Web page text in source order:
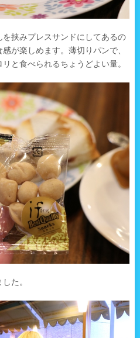
挟みプレスサンドにしてあるの
が楽しめます。薄切りパンで、
と食べられるちょうどよい量。
た。